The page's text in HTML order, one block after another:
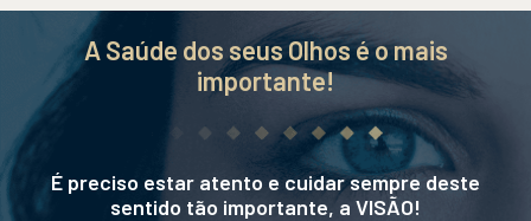
A Saúde dos seus Olhos é o mais
importante!
É preciso estar atento e cuidar sempre deste
sentido tão importante, a VISÃO!